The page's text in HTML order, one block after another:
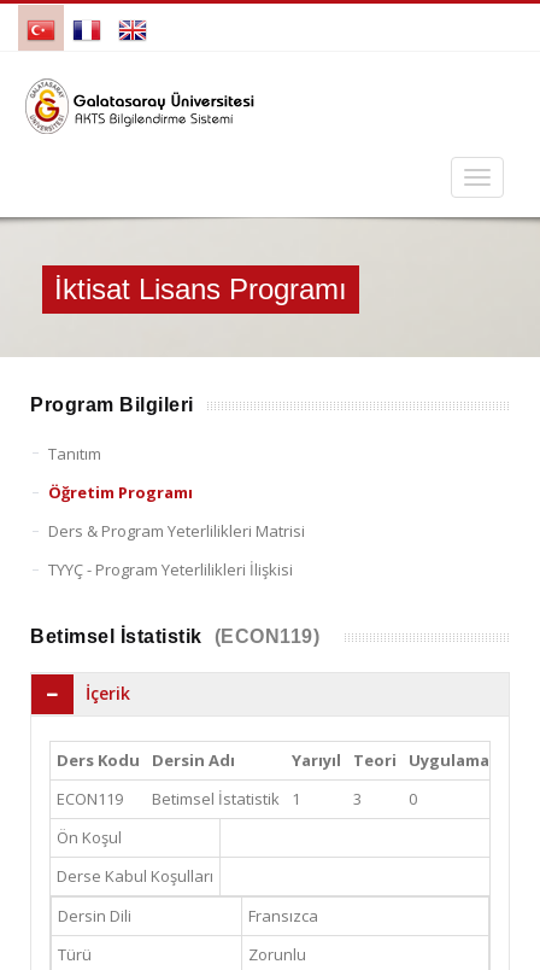
İktisat Lisans Programı
Program Bilgileri
Tanıtım
Öğretim Programı
Ders & Program Yeterlilikleri Matrisi
TYYÇ - Program Yeterlilikleri İlişkisi
Betimsel İstatistik (ECON119)
İçerik
Ders Kodu Dersin Adı Yarıyıl Teori Uygulama
ECON119
Betimsel İstatistik 1 3 0
Ön Koşul
Derse Kabul Koşulları
Dersin Dili
Fransızca
Türü
Zorunlu